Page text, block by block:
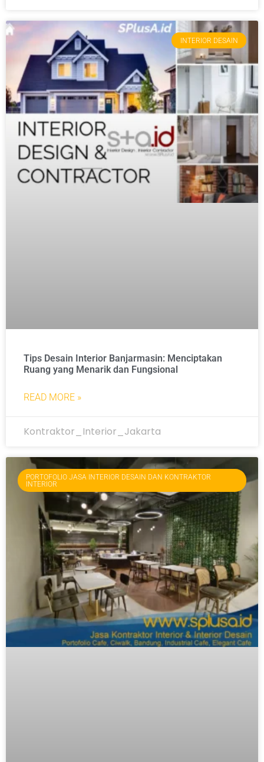
INTERIOR DESAIN
Tips Desain Interior Banjarmasin: Menciptakan
Ruang yang Menarik dan Fungsional
READ MORE »
Kontraktor_Interior_Jakarta
PORTOFOLIO JASA INTERIOR DESAIN DAN KONTRAKTOR
INTERIOR